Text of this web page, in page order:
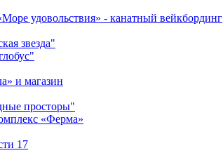
удовольствия» - канатный вейкбординг
звезда"
и магазин
просторы"
«Ферма»
17